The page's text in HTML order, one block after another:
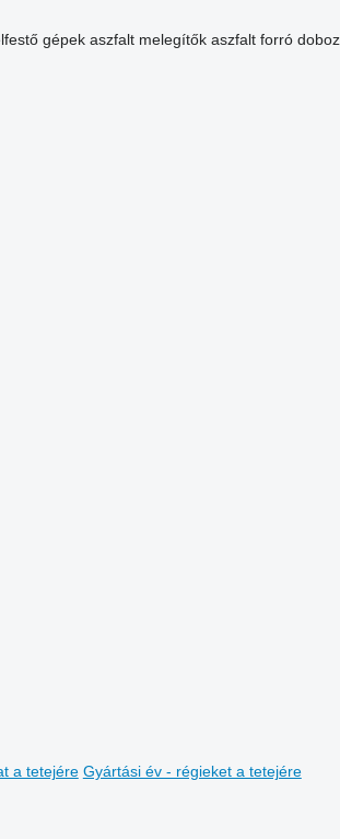
gépek aszfalt melegítők aszfalt forró
a tetejére Gyártási év - régieket a tetejére